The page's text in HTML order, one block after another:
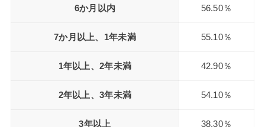
6か月以内 56.50％
7か月以上、1年未満 55.10％
1年以上、2年未満 42.90％
2年以上、3年未満 54.10％
3年以上 38.30％